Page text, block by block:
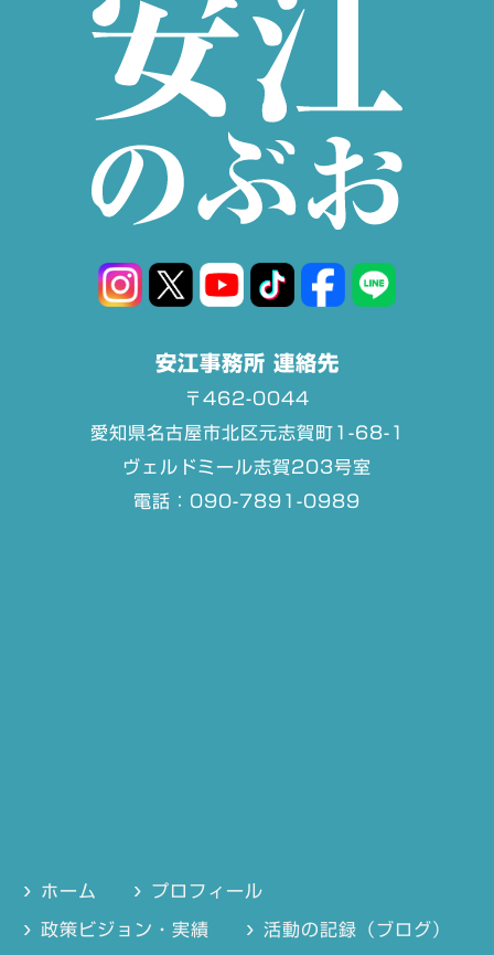
安江事務所 連絡先
〒462-0044
愛知県名古屋市北区元志賀町1-68-1
ヴェルドミール志賀203号室
電話：090-7891-0989
ホーム プロフィール
政策ビジョン・実績 活動の記録（ブログ）